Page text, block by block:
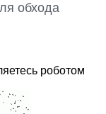
обхода
роботом